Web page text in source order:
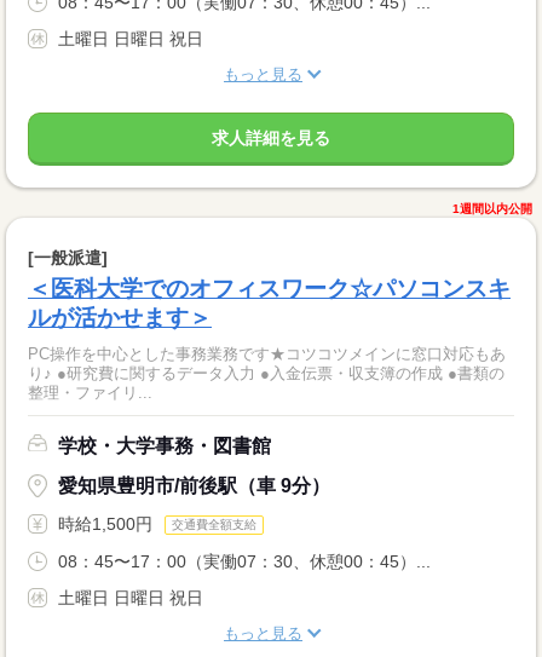
土曜日 日曜日 祝日
もっと見る
求人詳細を見る
1週間以内公開
[一般派遣]
＜医科大学でのオフィスワーク☆パソコンスキ
ルが活かせます＞
PC操作を中心とした事務業務です★コツコツメインに窓口対応もあ
り♪ ●研究費に関するデータ入力 ●入金伝票・収支簿の作成 ●書類の
整理・ファイリ...
学校・大学事務・図書館
愛知県豊明市/前後駅（車 9分）
時給1,500円 交通費全額支給
08：45〜17：00（実働07：30、休憩00：45）...
土曜日 日曜日 祝日
もっと見る